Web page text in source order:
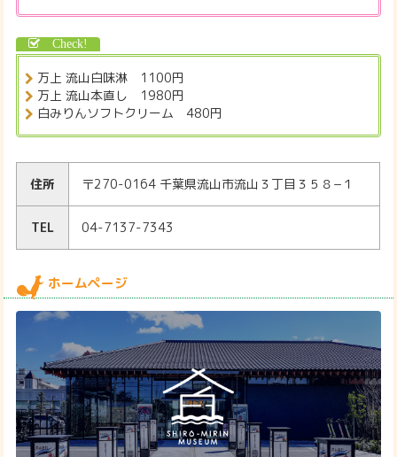
万上 流山白味淋 1100円
万上 流山本直し 1980円
白みりんソフトクリーム 480円
住所 〒270-0164 千葉県流山市流山３丁目３５８−１
TEL 04-7137-7343
ホームページ